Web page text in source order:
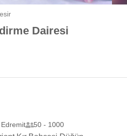
Dairesi
Edremit 50 - 1000